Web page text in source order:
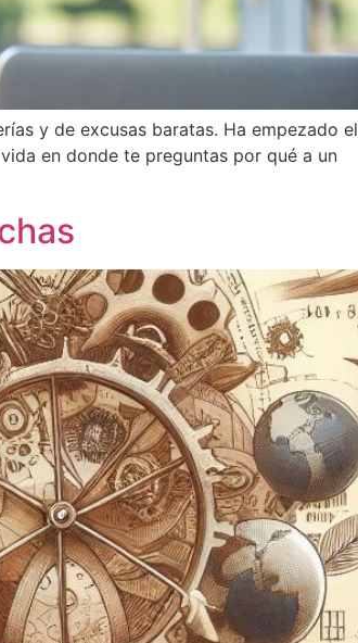
y de excusas baratas. Ha empezado el
en donde te preguntas por qué a un